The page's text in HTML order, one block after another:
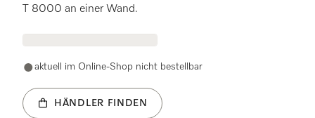
T 8000 an einer Wand.
aktuell im Online-Shop nicht bestellbar
HÄNDLER FINDEN